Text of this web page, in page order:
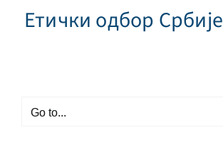
Етички одбор Србије
Go to...